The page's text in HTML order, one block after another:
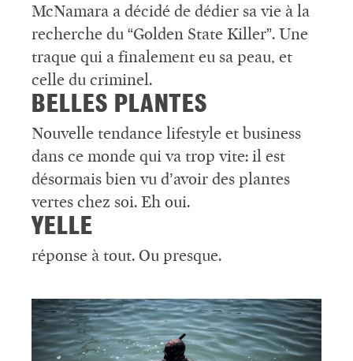
McNamara a décidé de dédier sa vie à la
recherche du “Golden State Killer”. Une
traque qui a finalement eu sa peau, et
celle du criminel.
BELLES PLANTES
Nouvelle tendance lifestyle et business
dans ce monde qui va trop vite: il est
désormais bien vu d’avoir des plantes
vertes chez soi. Eh oui.
YELLE
réponse à tout. Ou presque.